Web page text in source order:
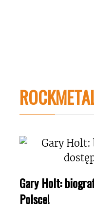
Gary Holt:
Polsce!